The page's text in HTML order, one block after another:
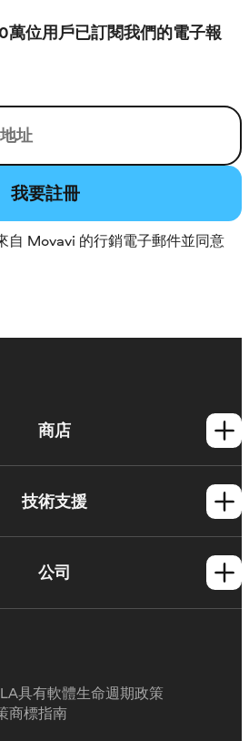
萬位用戶已訂閱我們的電子報
我要註冊
自 Movavi 的行銷電子郵件並同意
商店
技術支援
公司
具有軟體生命週期政策
商標指南